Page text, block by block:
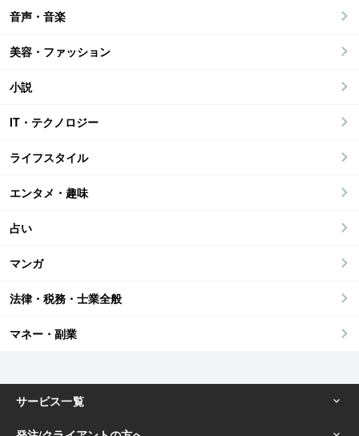
音声・音楽
美容・ファッション
小説
IT・テクノロジー
ライフスタイル
エンタメ・趣味
占い
マンガ
法律・税務・士業全般
マネー・副業